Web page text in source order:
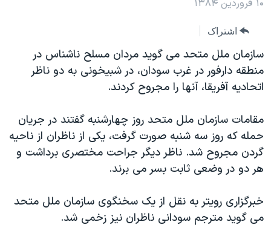
جهش
صفحه
اصلی
جهش
به
جستجو
ایران
آمریکا
جهان
ورزشی
گزیده‌ها
ویژه برنامه‌ها
ویدیوها
فرهنگ و زندگی
اقتصادی
علم و فناوری
برنامه های تلویزیونی
جدول برنامه ها
صفحه‌های ویژه
جام جهانی ۲۰۲۶
عملیات خشم حماسی
۲۵۰سالگی آمریکا
بایگانی برنامه‌های تلویزیونی
مستندها
حمله جمهوری اسلامی به اسرائیل
رمز مهسا
فرکانس‌های صدای آمریکا
پخش رادیویی
یادگیری زبان انگلیسی
دنبال کنید
۱۰ فروردین ۱۳۸۴
اشتراک
سازمان ملل متحد می گويد مردان مسلح ناشناس در
منطقه دارفور در غرب سودان، در شبيخونی به دو ناظر
اتحاديه آفريقا، آنها را مجروح کردند.
مقامات سازمان ملل متحد روز چهارشنبه گفتند در جريان
حمله که روز سه شنبه صورت گرفت، يکی از ناظران از ناحيه
گردن مجروح شد. ناظر ديگر جراحت مختصری برداشت و
هر دو در وضعی ثابت بسر می برند.
خبرگزاری رويتر به نقل از يک سخنگوی سازمان ملل متحد
می گويد مترجم سودانی ناظران نيز زخمی شد.